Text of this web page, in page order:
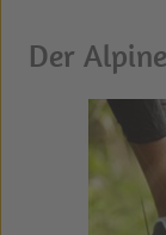
Der